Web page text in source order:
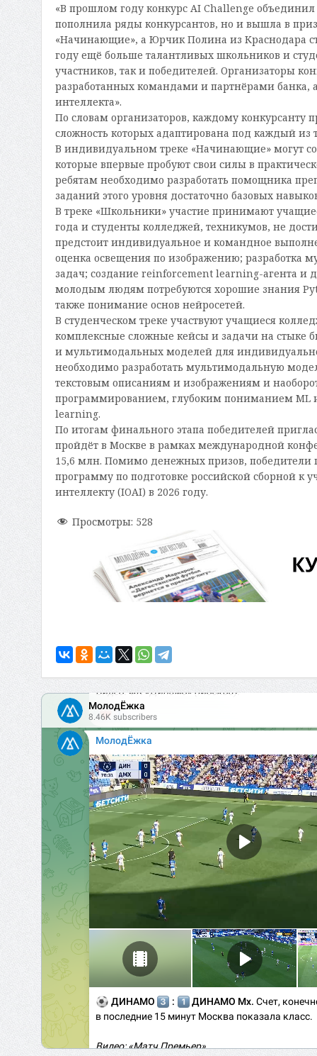
«В прошлом году конкурс AI Challenge
пополнила ряды конкурсантов, но и вышла в
«Начинающие», а Юрчик Полина из Краснодара
году ещё больше талантливых школьников и
участников, так и победителей. Организаторы
разработанных командами и партнёрами банка,
интеллекта».
По словам организаторов, каждому конкурсанту
сложность которых адаптирована под каждый
В индивидуальном треке «Начинающие» могут
которые впервые пробуют свои силы в
ребятам необходимо разработать помощника
заданий этого уровня достаточно базовых
В треке «Школьники» участие принимают
года и студенты колледжей, техникумов, не
предстоит индивидуальное и командное
оценка освещения по изображению; разработка
задач; создание reinforcement learning-агента и
молодым людям потребуются хорошие знания
также понимание основ нейросетей.
В студенческом треке участвуют учащиеся
комплексные сложные кейсы и задачи на стыке
и мультимодальных моделей для
необходимо разработать мультимодальную
текстовым описаниям и изображениям и
программированием, глубоким пониманием ML
learning.
По итогам финального этапа победителей
пройдёт в Москве в рамках международной
15,6 млн. Помимо денежных призов, победители
программу по подготовке российской сборной
интеллекту (IOAI) в 2026 году.
Просмотры: 528